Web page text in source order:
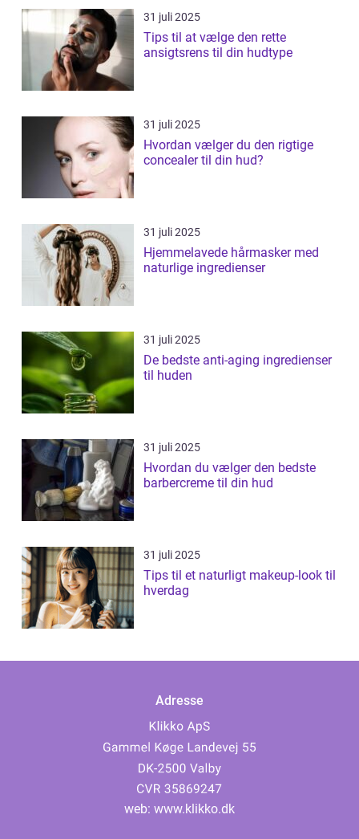
31 juli 2025
Tips til at vælge den rette
ansigtsrens til din hudtype
31 juli 2025
Hvordan vælger du den rigtige
concealer til din hud?
31 juli 2025
Hjemmelavede hårmasker med
naturlige ingredienser
31 juli 2025
De bedste anti-aging ingredienser
til huden
31 juli 2025
Hvordan du vælger den bedste
barbercreme til din hud
31 juli 2025
Tips til et naturligt makeup-look til
hverdag
Adresse
web: www.klikko.dk